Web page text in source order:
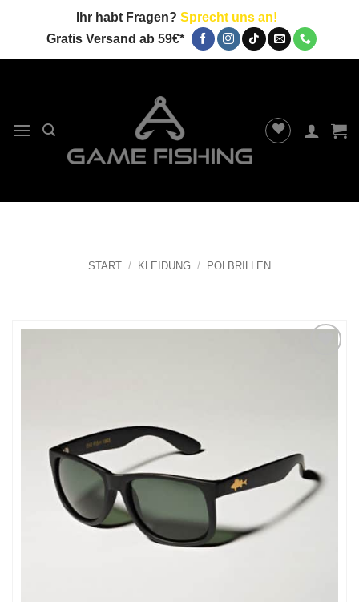
Ihr habt Fragen? Sprecht uns an!
Gratis Versand ab 59€*
START / KLEIDUNG / POLBRILLEN